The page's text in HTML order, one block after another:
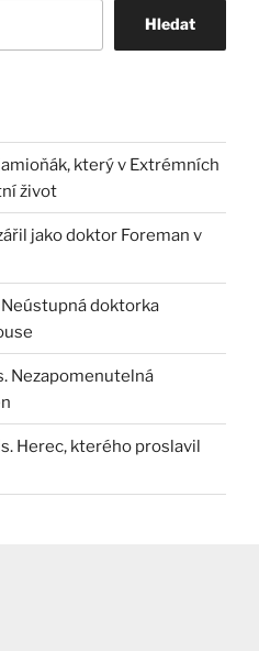
Hledat
který v Extrémních
život
jako doktor Foreman v
doktorka
Nezapomenutelná
Herec, kterého proslavil